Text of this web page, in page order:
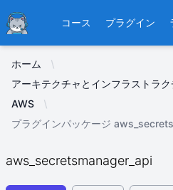
Ducafecat コース プラグイン
ホーム
アーキテクチャとインフラストラク
AWS
プラグインパッケージ
aws_secretsmanager_api